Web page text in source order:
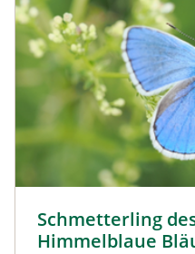
Schmetterling
Himmelblaue